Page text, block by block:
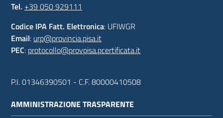
Tel. +39 050 929111
Codice IPA Fatt. Elettronica: UFIWGR
Email: urp@provincia.pisa.it
PEC: protocollo@provpisa.pcertificata.it
P.I. 01346390501 - C.F. 80000410508
AMMINISTRAZIONE TRASPARENTE